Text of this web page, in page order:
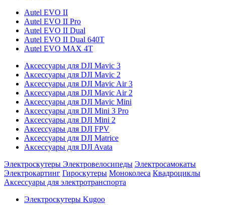
Autel EVO II
Autel EVO II Pro
Autel EVO II Dual
Autel EVO II Dual 640T
Autel EVO MAX 4T
Аксессуары для DJI Mavic 3
Аксессуары для DJI Mavic 2
Аксессуары для DJI Mavic Air 3
Аксессуары для DJI Mavic Air 2
Аксессуары для DJI Mavic Mini
Аксессуары для DJI Mini 3 Pro
Аксессуары для DJI Mini 2
Аксессуары для DJI FPV
Аксессуары для DJI Matrice
Аксессуары для DJI Avata
Электроскутеры Электровелосипеды Электросамокаты
Электрокартинг Гироскутеры Моноколеса Квадроциклы
Аксессуары для электротранспорта
Электроскутеры Kugoo